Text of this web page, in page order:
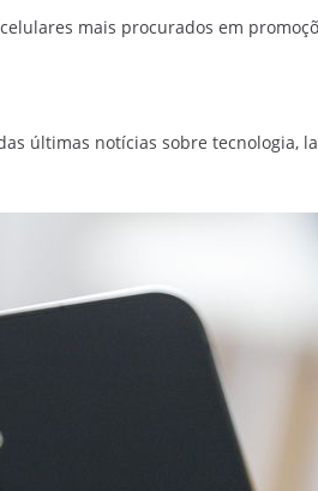
mais procurados em
últimas notícias sobre tecnologia,